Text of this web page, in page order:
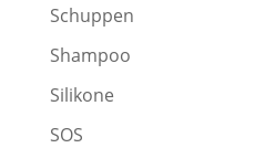
Schuppen
Shampoo
Silikone
SOS